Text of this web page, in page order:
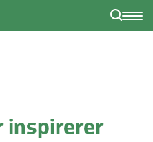
inspirerer